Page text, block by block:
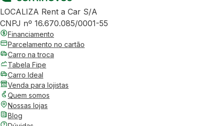
LOCALIZA Rent a Car S/A
CNPJ nº 16.670.085/0001-55
Financiamento
Parcelamento no cartão
Carro na troca
Tabela Fipe
Carro Ideal
Venda para lojistas
Quem somos
Nossas lojas
Blog